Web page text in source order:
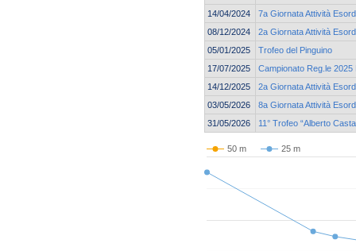
14/04/2024
7a Giornata Attività
08/12/2024
2a Giornata Attività
05/01/2025
Trofeo del Pinguino
17/07/2025
Campionato Reg.le
14/12/2025
2a Giornata Attività
03/05/2026
8a Giornata Attività
31/05/2026
11° Trofeo “Alberto
50 m 25 m